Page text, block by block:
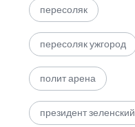
пересоляк
пересоляк ужгород
полит арена
президент зеленский